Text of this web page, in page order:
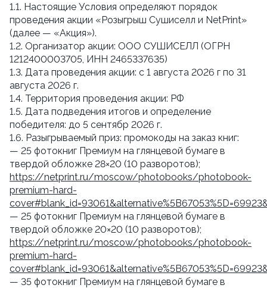
1.1. Настоящие Условия определяют порядок
проведения акции «Розыгрыш Сушиселл и NetPrint»
(далее — «Акция»).
1.2. Организатор акции: ООО СУШИСЕЛЛ (ОГРН
1212400003705, ИНН 2465337635)
1.3. Дата проведения акции: с 1 августа 2026 г по 31
августа 2026 г.
1.4. Территория проведения акции: РФ
1.5. Дата подведения итогов и определение
победителя: до 5 сентябр 2026 г.
1.6. Разыгрываемый приз: промокоды на заказ книг:
— 25 фотокниг Премиум на глянцевой бумаге в
твердой обложке 28×20 (10 разворотов);
https://netprint.ru/moscow/photobooks/photobook-
premium-hard-
— 25 фотокниг Премиум на глянцевой бумаге в
твердой обложке 20×20 (10 разворотов);
https://netprint.ru/moscow/photobooks/photobook-
premium-hard-
— 35 фотокниг Премиум на глянцевой бумаге в